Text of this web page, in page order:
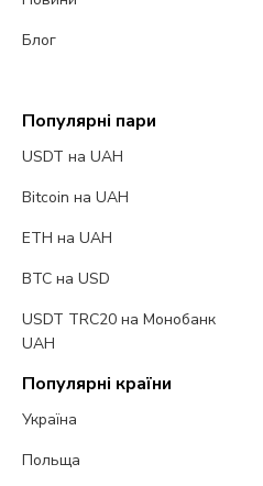
Блог
Популярні пари
USDT на UAH
Bitcoin на UAH
ETH на UAH
BTC на USD
USDT TRC20 на Монобанк
UAH
Популярні країни
Україна
Польща